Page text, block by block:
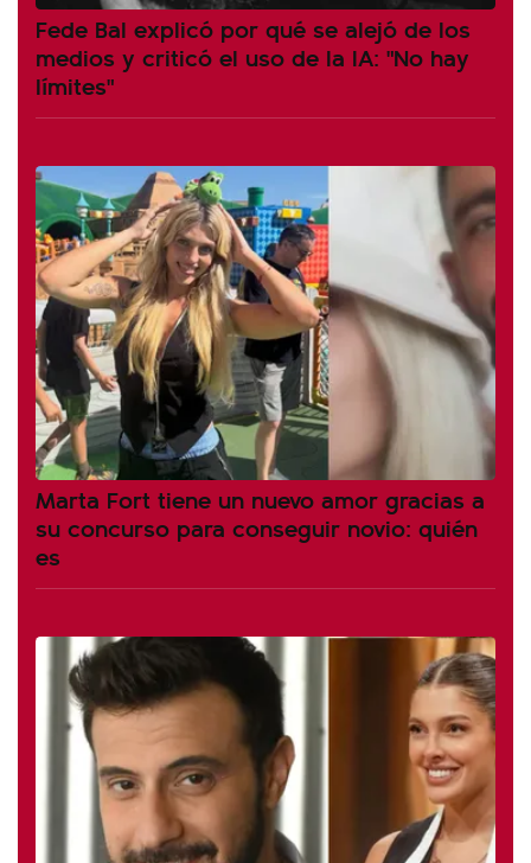
Fede Bal explicó por qué se alejó de los
medios y criticó el uso de la IA: "No hay
límites"
Marta Fort tiene un nuevo amor gracias a
su concurso para conseguir novio: quién
es